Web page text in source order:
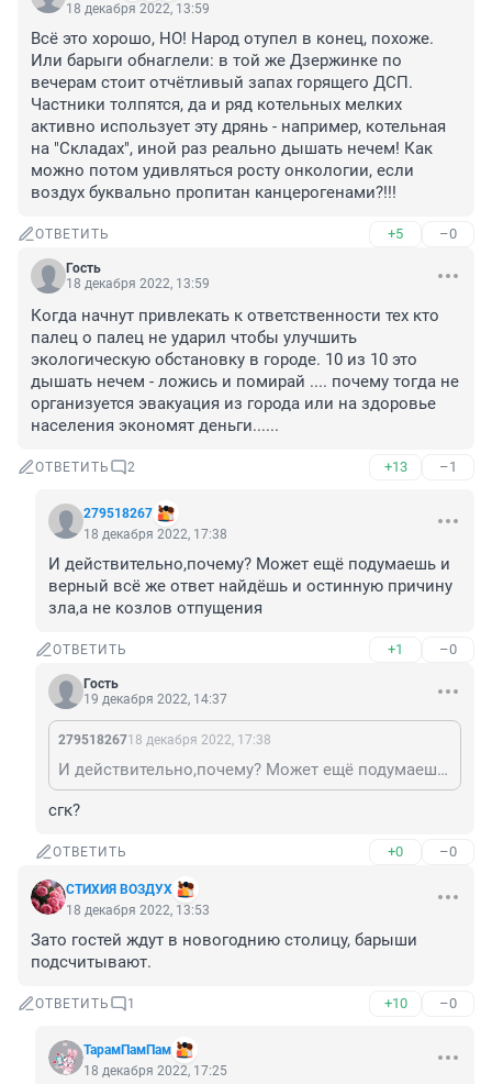
18 декабря 2022, 13:59
Всё это хорошо, НО! Народ отупел в конец, похоже.
Или барыги обнаглели: в той же Дзержинке по
вечерам стоит отчётливый запах горящего ДСП.
Частники толпятся, да и ряд котельных мелких
активно использует эту дрянь - например, котельная
на "Складах", иной раз реально дышать нечем! Как
можно потом удивляться росту онкологии, если
воздух буквально пропитан канцерогенами?!!!
ОТВЕТИТЬ +5 –0
Гость
18 декабря 2022, 13:59
Когда начнут привлекать к ответственности тех кто
палец о палец не ударил чтобы улучшить
экологическую обстановку в городе. 10 из 10 это
дышать нечем - ложись и помирай .... почему тогда не
организуется эвакуация из города или на здоровье
населения экономят деньги......
ОТВЕТИТЬ 2 +13 –1
279518267
18 декабря 2022, 17:38
И действительно,почему? Может ещё подумаешь и
верный всё же ответ найдёшь и остинную причину
зла,а не козлов отпущения
ОТВЕТИТЬ +1 –0
Гость
19 декабря 2022, 14:37
27951826718 декабря 2022, 17:38
И действительно,почему? Может ещё подумаешь и верный всё же ответ найдёшь и остинную причину зла,а не козлов отпущения
сгк?
ОТВЕТИТЬ +0 –0
СТИХИЯ ВОЗДУХ
18 декабря 2022, 13:53
Зато гостей ждут в новогоднию столицу, барыши
подсчитывают.
ОТВЕТИТЬ 1 +10 –0
ТарамПамПам
18 декабря 2022, 17:25